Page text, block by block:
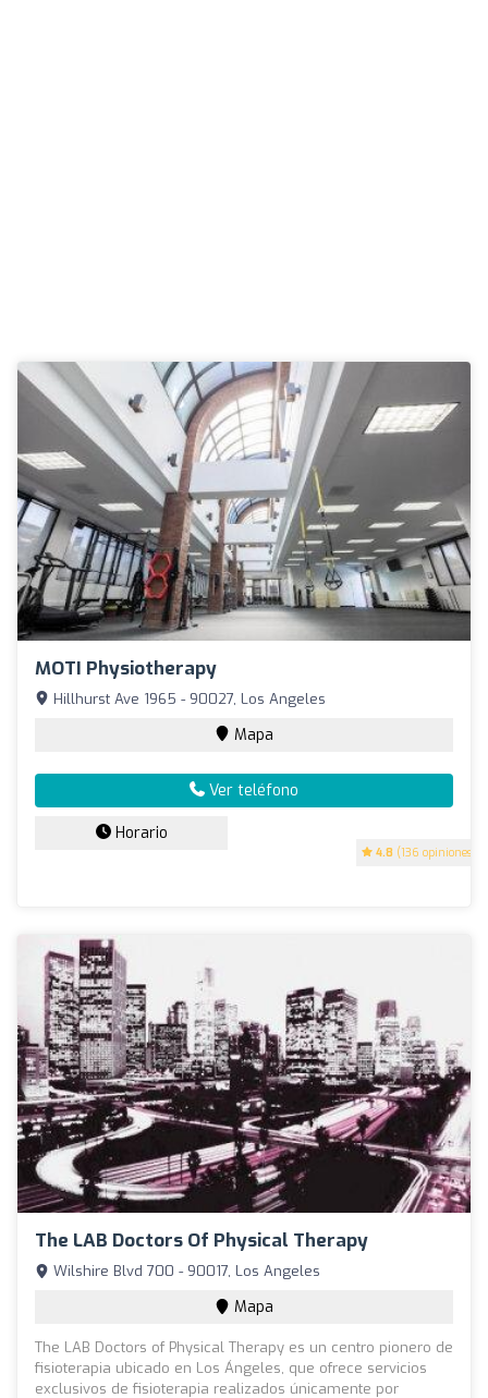
MOTI Physiotherapy
4.8 (136 opiniones)
Hillhurst Ave 1965 - 90027, Los Angeles
Mapa
Ver teléfono
Horario
The LAB Doctors Of Physical Therapy
Wilshire Blvd 700 - 90017, Los Angeles
Mapa
The LAB Doctors of Physical Therapy es un centro pionero de
fisioterapia ubicado en Los Ángeles, que ofrece servicios
exclusivos de fisioterapia realizados únicamente por